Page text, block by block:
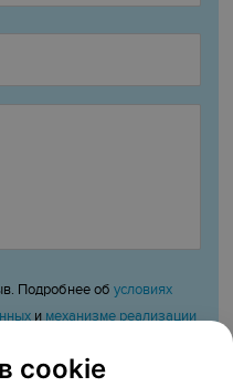
Подробнее обусловиях
имеханизме реализации
cookie